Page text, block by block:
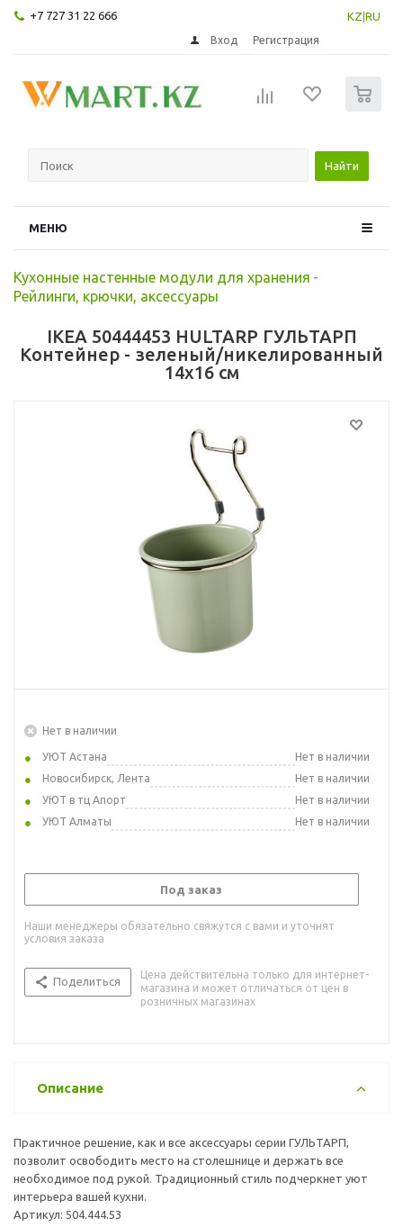
+7 727 31 22 666 KZ RU
Вход Регистрация
Найти
МЕНЮ
Кухонные настенные модули для хранения -
Рейлинги, крючки, аксессуары
IKEA 50444453 HULTARP ГУЛЬТАРП
Контейнер - зеленый/никелированный
14x16 см
Нет в наличии
УЮТ Астана
Нет в наличии
Новосибирск, Лента
Нет в наличии
УЮТ в тц Апорт
Нет в наличии
УЮТ Алматы
Нет в наличии
Под заказ
Наши менеджеры обязательно свяжутся с вами и уточнят
условия заказа
Поделиться
Цена действительна только для интернет-
магазина и может отличаться от цен в
розничных магазинах
Описание
Практичное решение, как и все аксессуары серии ГУЛЬТАРП,
позволит освободить место на столешнице и держать все
необходимое под рукой. Традиционный стиль подчеркнет уют
интерьера вашей кухни.
Артикул: 504.444.53